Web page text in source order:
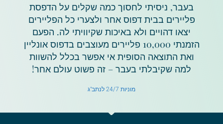
בעבר, ניסיתי לחסוך כמה שקלים על הדפסת
פליירים בבית דפוס אחר ולצערי כל הפליירים
יצאו דהויים ולא באיכות שקיוויתי לה. הפעם
הזמנתי 10,000 פליירים מעוצבים בדפוס אונליין
ואת התוצאה הסופית אי אפשר בכלל להשוות
למה שקיבלתי בעבר – זה פשוט עולם אחר!
מוניות 24/7 לנתב"ג